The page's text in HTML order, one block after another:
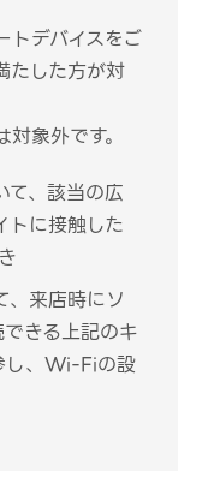
トデバイスをご
たした方が対
象外です。
、該当の広
トに接触した
来店時にソ
きる上記のキ
し、Wi-Fiの設